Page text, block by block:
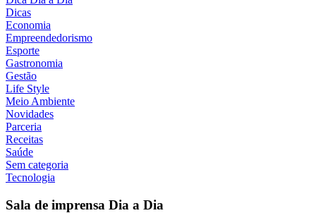
Dicas
Economia
Empreendedorismo
Esporte
Gastronomia
Gestão
Life Style
Meio Ambiente
Novidades
Parceria
Receitas
Saúde
Sem categoria
Tecnologia
Sala de imprensa Dia a Dia